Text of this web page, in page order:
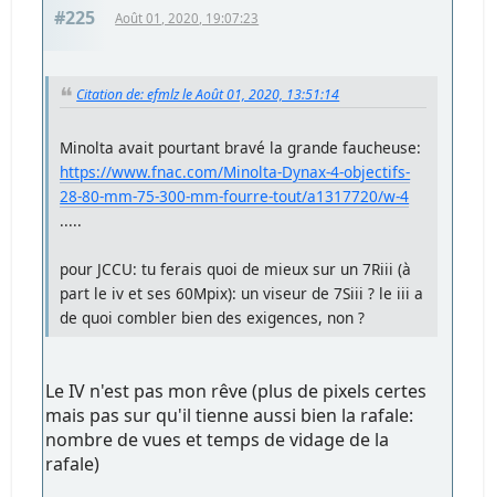
#225 Août 01, 2020, 19:07:23
Citation de: efmlz le Août 01, 2020, 13:51:14
Minolta avait pourtant bravé la grande faucheuse:
https://www.fnac.com/Minolta-Dynax-4-objectifs-
28-80-mm-75-300-mm-fourre-tout/a1317720/w-4
.....
pour JCCU: tu ferais quoi de mieux sur un 7Riii (à
part le iv et ses 60Mpix): un viseur de 7Siii ? le iii a
de quoi combler bien des exigences, non ?
Le IV n'est pas mon rêve (plus de pixels certes
mais pas sur qu'il tienne aussi bien la rafale:
nombre de vues et temps de vidage de la
rafale)